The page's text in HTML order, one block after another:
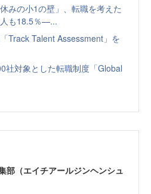
みの小1の壁」、転職を考えた
も18.5％—...
Track Talent Assessment」を
社対象とした転職制度「Global
部（エイチアールジンヘンシュ